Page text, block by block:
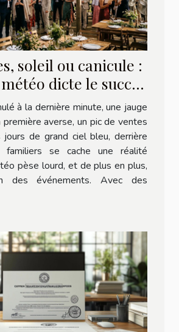
soleil ou canicule :
dicte le succès
événement
à la dernière minute, une jauge
averse, un pic de ventes
de grand ciel bleu, derrière
familiers se cache une réalité
pèse lourd, et de plus en plus,
des événements. Avec des